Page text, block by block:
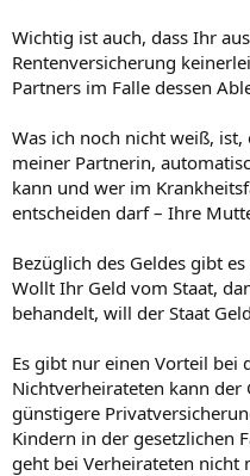
Wichtig ist auch, dass Ihr
Rentenversicherung
Partners im Falle dessen
Was ich noch nicht weiß,
meiner Partnerin,
kann und wer im
entscheiden darf – Ihre
Bezüglich des Geldes gibt
Wollt Ihr Geld vom Staat,
behandelt, will der Staat
Es gibt nur einen Vorteil bei
Nichtverheirateten kann
günstigere
Kindern in der gesetzlichen
geht bei Verheirateten nicht